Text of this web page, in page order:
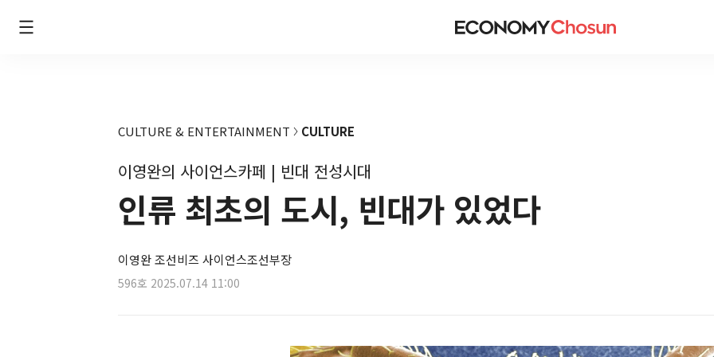
CULTURE & ENTERTAINMENT CULTURE
이영완의 사이언스카페 | 빈대 전성시대
인류 최초의 도시, 빈대가 있었다
이영완 조선비즈 사이언스조선부장
596호 2025.07.14 11:00